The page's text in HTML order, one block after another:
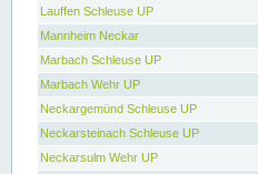
Lauffen Schleuse UP
Mannheim Neckar
Marbach Schleuse UP
Marbach Wehr UP
Neckargemünd Schleuse UP
Neckarsteinach Schleuse UP
Neckarsulm Wehr UP